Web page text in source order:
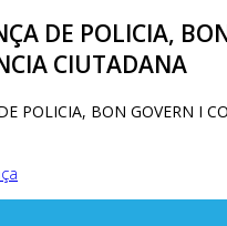
DE POLICIA,
CIUTADANA
POLICIA, BON GOVERN I